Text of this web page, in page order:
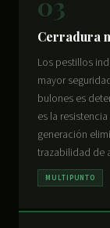
Cerradura
Los pestillos
mayor
bulones es
es la
generación
trazabilidad de
MULTIPUNTO